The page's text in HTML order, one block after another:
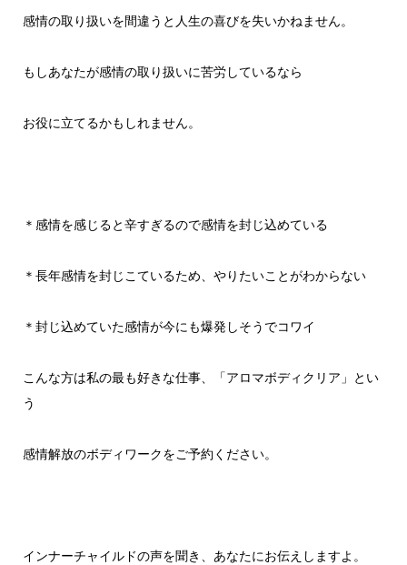
感情の取り扱いを間違うと人生の喜びを失いかねません。
もしあなたが感情の取り扱いに苦労しているなら
お役に立てるかもしれません。
＊感情を感じると辛すぎるので感情を封じ込めている
＊長年感情を封じこているため、やりたいことがわからない
＊封じ込めていた感情が今にも爆発しそうでコワイ
こんな方は私の最も好きな仕事、「アロマボディクリア」とい
う
感情解放のボディワークをご予約ください。
インナーチャイルドの声を聞き、あなたにお伝えしますよ。